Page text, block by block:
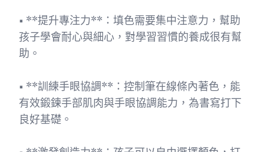
• **提升專注力**：填色需要集中注意力，幫助
孩子學會耐心與細心，對學習習慣的養成很有幫
助。
• **訓練手眼協調**：控制筆在線條內著色，能
有效鍛鍊手部肌肉與手眼協調能力，為書寫打下
良好基礎。